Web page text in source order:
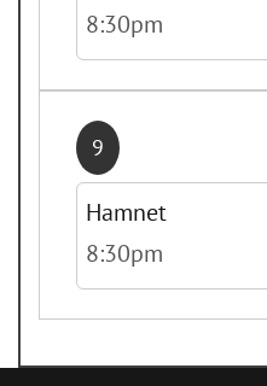
8:30pm
9
Hamnet
8:30pm